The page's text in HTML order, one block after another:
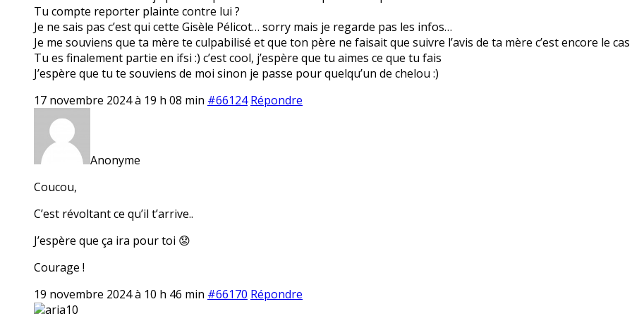
Tu compte reporter plainte contre lui ?
Je ne sais pas c’est qui cette Gisèle Pélicot… sorry mais je regarde pas les infos…
Je me souviens que ta mère te culpabilisé et que ton père ne faisait que suivre l’avis de ta mère c’est encore le cas
Tu es finalement partie en ifsi :) c’est cool, j’espère que tu aimes ce que tu fais
J’espère que tu te souviens de moi sinon je passe pour quelqu’un de chelou :)
17 novembre 2024 à 19 h 08 min #66124 Répondre
Anonyme
Coucou,
C’est révoltant ce qu’il t’arrive..
J’espère que ça ira pour toi 😟
Courage !
19 novembre 2024 à 10 h 46 min #66170 Répondre
aria10